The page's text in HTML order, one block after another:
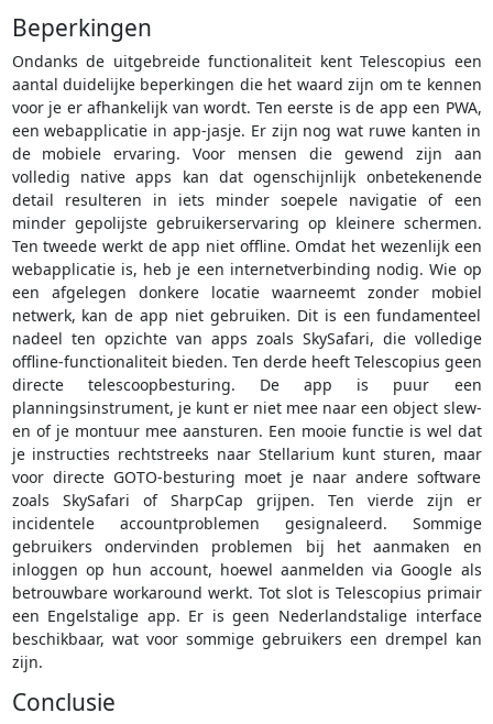
Beperkingen
Ondanks de uitgebreide functionaliteit kent Telescopius een
aantal duidelijke beperkingen die het waard zijn om te kennen
voor je er afhankelijk van wordt. Ten eerste is de app een PWA,
een webapplicatie in app-jasje. Er zijn nog wat ruwe kanten in
de mobiele ervaring. Voor mensen die gewend zijn aan
volledig native apps kan dat ogenschijnlijk onbetekenende
detail resulteren in iets minder soepele navigatie of een
minder gepolijste gebruikerservaring op kleinere schermen.
Ten tweede werkt de app niet offline. Omdat het wezenlijk een
webapplicatie is, heb je een internetverbinding nodig. Wie op
een afgelegen donkere locatie waarneemt zonder mobiel
netwerk, kan de app niet gebruiken. Dit is een fundamenteel
nadeel ten opzichte van apps zoals SkySafari, die volledige
offline-functionaliteit bieden. Ten derde heeft Telescopius geen
directe telescoopbesturing. De app is puur een
planningsinstrument, je kunt er niet mee naar een object slew-
en of je montuur mee aansturen. Een mooie functie is wel dat
je instructies rechtstreeks naar Stellarium kunt sturen, maar
voor directe GOTO-besturing moet je naar andere software
zoals SkySafari of SharpCap grijpen. Ten vierde zijn er
incidentele accountproblemen gesignaleerd. Sommige
gebruikers ondervinden problemen bij het aanmaken en
inloggen op hun account, hoewel aanmelden via Google als
betrouwbare workaround werkt. Tot slot is Telescopius primair
een Engelstalige app. Er is geen Nederlandstalige interface
beschikbaar, wat voor sommige gebruikers een drempel kan
zijn.
Conclusie